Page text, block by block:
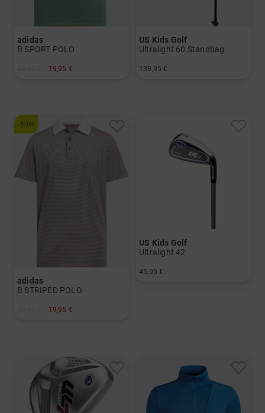
adidas
B SPORT POLO
19,95 €
US Kids Golf
Ultralight 60 Standbag
139,95 €
-50%
adidas
B STRIPED POLO
19,95 €
US Kids Golf
Ultralight 42
45,95 €